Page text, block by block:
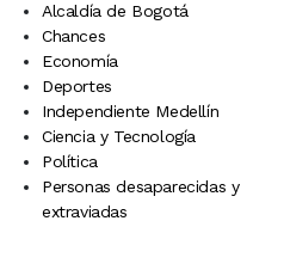
Alcaldía de Bogotá
Chances
Economía
Deportes
Independiente Medellín
Ciencia y Tecnología
Política
Personas desaparecidas y
extraviadas